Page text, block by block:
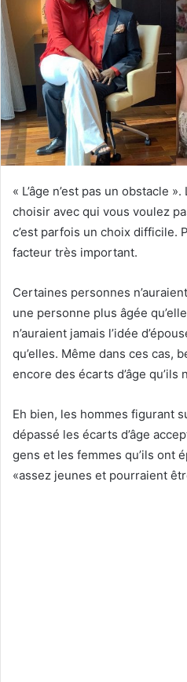
« L’âge n’est pas un obstacle
choisir avec qui vous voulez
c’est parfois un choix difficile.
facteur très important.
Certaines personnes
une personne plus âgée
n’auraient jamais l’idée
qu’elles. Même dans ces cas,
encore des écarts d’âge
Eh bien, les hommes figurant
dépassé les écarts d’âge
gens et les femmes qu’ils ont
«assez jeunes et pourraient